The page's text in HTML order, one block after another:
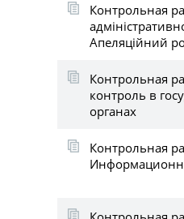
Контрольная
Апеляційний
Контрольная
контроль в
органах
Контрольная